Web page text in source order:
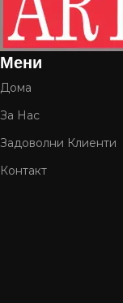
Мени
Дома
За Нас
Задоволни Клиенти
Контакт